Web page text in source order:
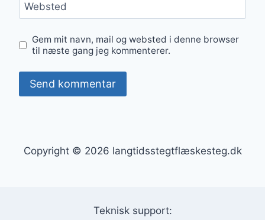
Websted
Gem mit navn, mail og websted i denne browser
til næste gang jeg kommenterer.
Copyright © 2026 langtidsstegtflæskesteg.dk
Teknisk support: